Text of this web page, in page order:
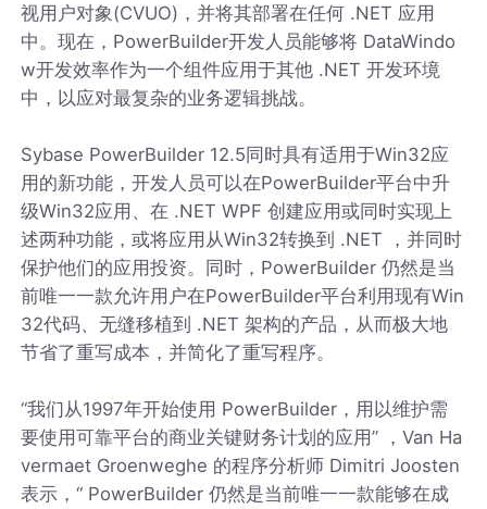
视用户对象(CVUO)，并将其部署在任何 .NET 应用
中。现在，PowerBuilder开发人员能够将 DataWindo
w开发效率作为一个组件应用于其他 .NET 开发环境
中，以应对最复杂的业务逻辑挑战。
Sybase PowerBuilder 12.5同时具有适用于Win32应
用的新功能，开发人员可以在PowerBuilder平台中升
级Win32应用、在 .NET WPF 创建应用或同时实现上
述两种功能，或将应用从Win32转换到 .NET ，并同时
保护他们的应用投资。同时，PowerBuilder 仍然是当
前唯一一款允许用户在PowerBuilder平台利用现有Win
32代码、无缝移植到 .NET 架构的产品，从而极大地
节省了重写成本，并简化了重写程序。
“我们从1997年开始使用 PowerBuilder，用以维护需
要使用可靠平台的商业关键财务计划的应用” ，Van Ha
vermaet Groenweghe 的程序分析师 Dimitri Joosten
表示，“ PowerBuilder 仍然是当前唯一一款能够在成